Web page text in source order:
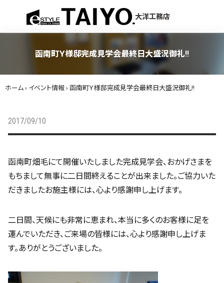
大洋工務店
函南町Ｙ様邸完成見学会最終日大盛況御礼!!
ホーム › イベント情報 › 函南町Ｙ様邸完成見学会最終日大盛況御礼!!
2017/09/10
函南町畑毛にて開催いたしました完成見学会、おかげさまを
もちまして無事に二日間終えることが出来ました。ご協力いた
だきましたお施主様には、心より感謝申し上げます。
二日間、天候にも非常に恵まれ、本当に多くのお客様に足を
運んでいただき、ご来場の皆様には、心より感謝申し上げま
す。ありがとうございました。